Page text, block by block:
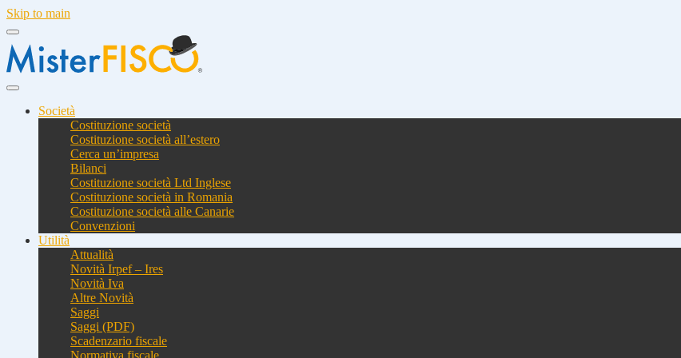
Skip to main
Società
Costituzione società
Costituzione società all’estero
Cerca un’impresa
Bilanci
Costituzione società Ltd Inglese
Costituzione società in Romania
Costituzione società alle Canarie
Convenzioni
Utilità
Attualità
Novità Irpef – Ires
Novità Iva
Altre Novità
Saggi
Saggi (PDF)
Scadenzario fiscale
Normativa fiscale